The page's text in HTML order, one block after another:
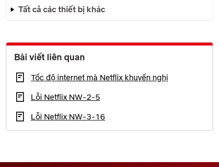
Tất cả các thiết bị khác
Bài viết liên quan
Tốc độ internet mà Netflix khuyến nghị
Lỗi Netflix NW-2-5
Lỗi Netflix NW-3-16